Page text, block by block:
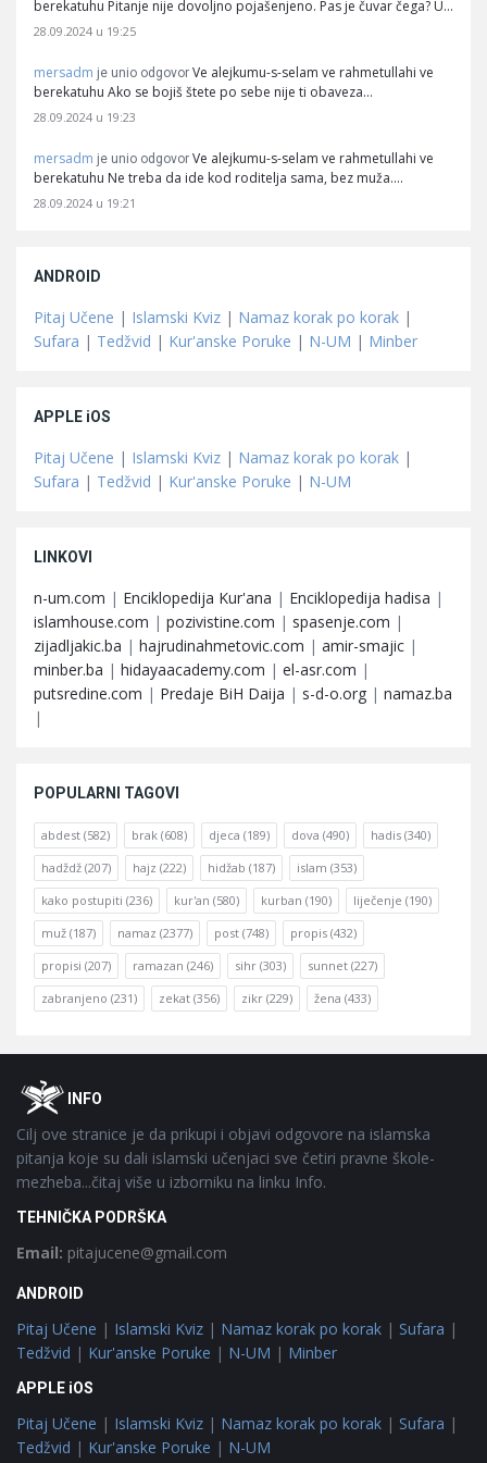
berekatuhu Pitanje nije dovoljno pojašenjeno. Pas je čuvar čega? U…
28.09.2024 u 19:25
mersadm je unio odgovor Ve alejkumu-s-selam ve rahmetullahi ve
berekatuhu Ako se bojiš štete po sebe nije ti obaveza…
28.09.2024 u 19:23
mersadm je unio odgovor Ve alejkumu-s-selam ve rahmetullahi ve
berekatuhu Ne treba da ide kod roditelja sama, bez muža.…
28.09.2024 u 19:21
ANDROID
Pitaj Učene | Islamski Kviz | Namaz korak po korak |
Sufara | Tedžvid | Kur'anske Poruke | N-UM | Minber
APPLE iOS
Pitaj Učene | Islamski Kviz | Namaz korak po korak |
Sufara | Tedžvid | Kur'anske Poruke | N-UM
LINKOVI
n-um.com | Enciklopedija Kur'ana | Enciklopedija hadisa |
islamhouse.com | pozivistine.com | spasenje.com |
zijadljakic.ba | hajrudinahmetovic.com | amir-smajic |
minber.ba | hidayaacademy.com | el-asr.com |
putsredine.com | Predaje BiH Daija | s-d-o.org | namaz.ba
|
POPULARNI TAGOVI
abdest (582) brak (608) djeca (189) dova (490) hadis (340)
hadždž (207) hajz (222) hidžab (187) islam (353)
kako postupiti (236) kur'an (580) kurban (190) liječenje (190)
muž (187) namaz (2377) post (748) propis (432)
propisi (207) ramazan (246) sihr (303) sunnet (227)
zabranjeno (231) zekat (356) zikr (229) žena (433)
FooterOINFO
Cilj ove stranice je da prikupi i objavi odgovore na islamska
pitanja koje su dali islamski učenjaci sve četiri pravne škole-
mezheba...čitaj više u izborniku na linku Info.
TEHNIČKA PODRŠKA
Email: pitajucene@gmail.com
ANDROID
Pitaj Učene | Islamski Kviz | Namaz korak po korak | Sufara |
Tedžvid | Kur'anske Poruke | N-UM | Minber
APPLE iOS
Pitaj Učene | Islamski Kviz | Namaz korak po korak | Sufara |
Tedžvid | Kur'anske Poruke | N-UM